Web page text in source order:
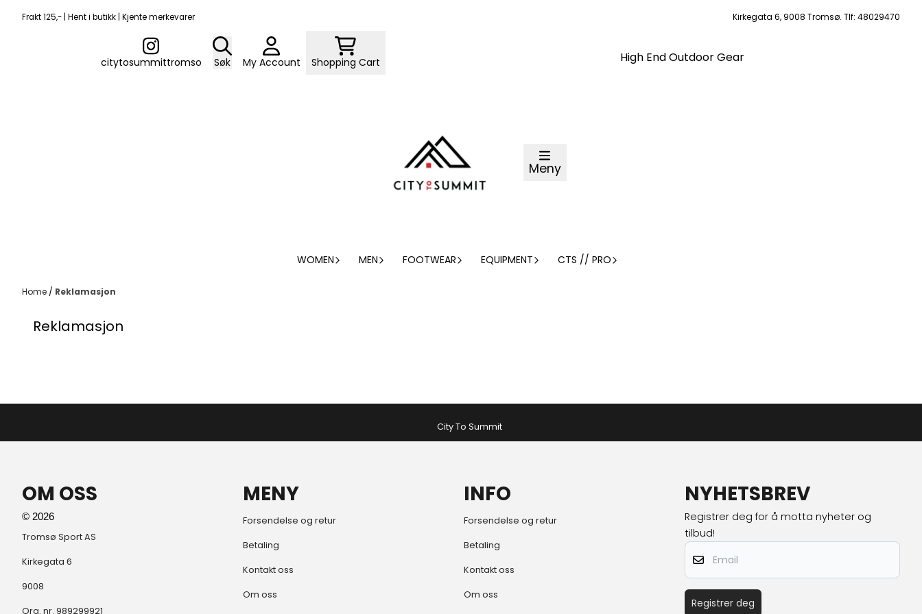
Skip to content
Frakt 125,- | Hent i butikk | Kjente merkevarer Kirkegata 6, 9008 Tromsø. Tlf: 48029470
citytosummittromso Søk My Account Shopping Cart High End Outdoor Gear
Meny
WOMEN MEN FOOTWEAR EQUIPMENT CTS // PRO
Home / Reklamasjon
Reklamasjon
City To Summit
OM OSS
© 2026
Tromsø Sport AS
Kirkegata 6
9008
Org. nr. 989299921
MENY
Forsendelse og retur
Betaling
Kontakt oss
Om oss
INFO
Forsendelse og retur
Betaling
Kontakt oss
Om oss
NYHETSBREV
Registrer deg for å motta nyheter og
tilbud!
Email
Registrer deg